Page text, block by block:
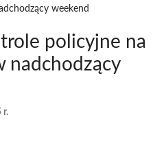
weekend
policyjne na
nadchodzący
r.